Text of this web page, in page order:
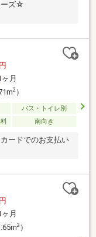
ーズ☆
ヶ月
2）
バス・トイレ別
南向き
ードでのお支払い
ヶ月
2）